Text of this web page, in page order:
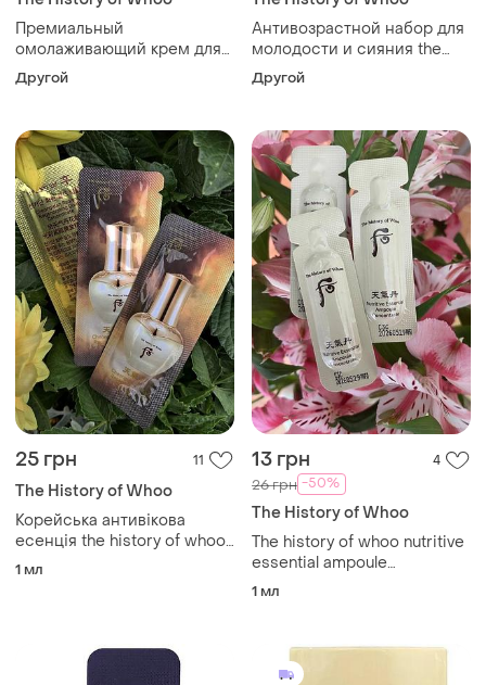
Премиальный
омолаживающий крем для
лица пробник the history of
whoo hwanyu imperial youth
Другой
Антивозрастной набор для
молодости и сияния the
history of whoo cheonyuldan
ultimate regenerative 4pcs
Другой
25 грн 11
The History of Whoo
Корейська антивікова
есенція the history of whoo
cheongidan radiant
1 мл
13 грн 4
26 грн -50%
The History of Whoo
The history of whoo nutritive
essential ampoule
concentrate пробник 1мл
1 мл